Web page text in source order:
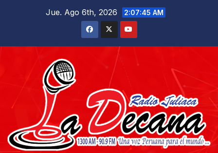
Jue. Ago 6th, 2026 2:07:47 AM